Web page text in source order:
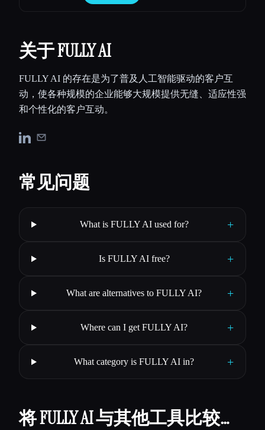
关于 FULLY AI
FULLY AI 的存在是为了普及人工智能驱动的客户互
动，使各种规模的企业能够大规模提供无缝、适应性强
和个性化的客户互动。
常见问题
What is FULLY AI used for? +
Is FULLY AI free? +
What are alternatives to FULLY AI? +
Where can I get FULLY AI? +
What category is FULLY AI in? +
将 FULLY AI 与其他工具比较…